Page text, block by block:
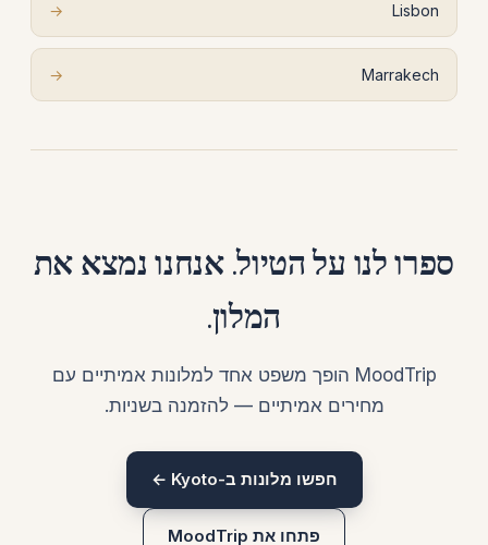
Lisbon
→
Marrakech
→
ספרו לנו על הטיול. אנחנו נמצא את
המלון.
MoodTrip הופך משפט אחד למלונות אמיתיים עם
מחירים אמיתיים — להזמנה בשניות.
חפשו מלונות ב-Kyoto ←
פתחו את MoodTrip